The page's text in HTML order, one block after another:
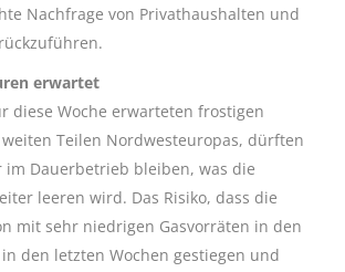
Nachfrage von Privathaushalten und
erwartet
diese Woche erwarteten frostigen
Teilen Nordwesteuropas, dürften
im Dauerbetrieb bleiben, was die
leeren wird. Das Risiko, dass die
mit sehr niedrigen Gasvorräten in den
den letzten Wochen gestiegen und